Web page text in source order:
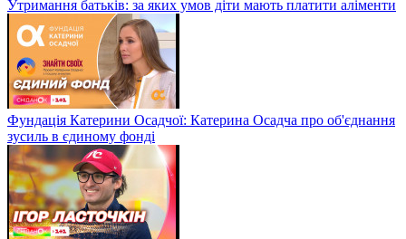
Утримання батьків: за яких умов діти мають платити аліменти
Фундація Катерини Осадчої: Катерина Осадча про об'єднання
зусиль в єдиному фонді